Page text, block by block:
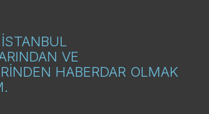
VE
HABERDAR OLMAK